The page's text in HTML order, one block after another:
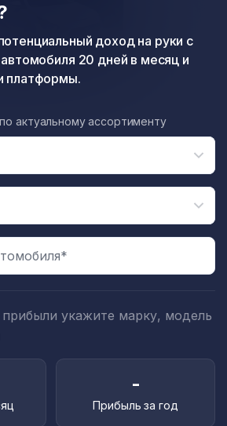
доход на руки с
20 дней в месяц и
платформы.
актуальному ассортименту
укажите марку, модель
-
Прибыль за год